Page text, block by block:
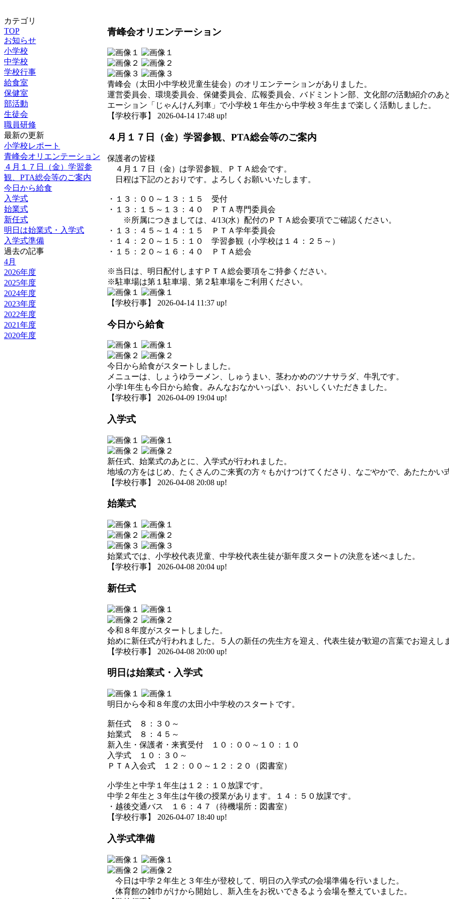
カテゴリ
TOP
お知らせ
小学校
中学校
学校行事
給食室
保健室
部活動
生徒会
職員研修
最新の更新
小学校レポート
青峰会オリエンテーション
４月１７日（金）学習参
観、PTA総会等のご案内
今日から給食
入学式
始業式
新任式
明日は始業式・入学式
入学式準備
過去の記事
4月
2026年度
2025年度
2024年度
2023年度
2022年度
2021年度
2020年度
青峰会オリエンテーション
青峰会（太田小中学校児童生徒会）のオリエンテーションがありました。
運営委員会、環境委員会、保健委員会、広報委員会、バドミントン部、文化部の活動紹介のあ
エーション「じゃんけん列車」で小学校１年生から中学校３年生まで楽しく活動しました。
【学校行事】 2026-04-14 17:48 up!
４月１７日（金）学習参観、PTA総会等のご案内
保護者の皆様
４月１７日（金）は学習参観、ＰＴＡ総会です。
日程は下記のとおりです。よろしくお願いいたします。
・１３：００～１３：１５ 受付
・１３：１５～１３：４０ ＰＴＡ専門委員会
※所属につきましては、4/13(水）配付のＰＴＡ総会要項でご確認ください。
・１３：４５～１４：１５ ＰＴＡ学年委員会
・１４：２０～１５：１０ 学習参観（小学校は１４：２５～）
・１５：２０～１６：４０ ＰＴＡ総会
※当日は、明日配付しますＰＴＡ総会要項をご持参ください。
※駐車場は第１駐車場、第２駐車場をご利用ください。
【学校行事】 2026-04-14 11:37 up!
今日から給食
今日から給食がスタートしました。
メニューは、しょうゆラーメン、しゅうまい、茎わかめのツナサラダ、牛乳です。
小学1年生も今日から給食。みんなおなかいっぱい、おいしくいただきました。
【学校行事】 2026-04-09 19:04 up!
入学式
新任式、始業式のあとに、入学式が行われました。
地域の方をはじめ、たくさんのご来賓の方々もかけつけてくださり、なごやかで、あたたかい
【学校行事】 2026-04-08 20:08 up!
始業式
始業式では、小学校代表児童、中学校代表生徒が新年度スタートの決意を述べました。
【学校行事】 2026-04-08 20:04 up!
新任式
令和８年度がスタートしました。
始めに新任式が行われました。５人の新任の先生方を迎え、代表生徒が歓迎の言葉でお迎えし
【学校行事】 2026-04-08 20:00 up!
明日は始業式・入学式
明日から令和８年度の太田小中学校のスタートです。
新任式 ８：３０～
始業式 ８：４５～
新入生・保護者・来賓受付 １０：００～１０：１０
入学式 １０：３０～
ＰＴＡ入会式 １２：００～１２：２０（図書室）
小学生と中学１年生は１２：１０放課です。
中学２年生と３年生は午後の授業があります。１４：５０放課です。
・越後交通バス １６：４７（待機場所：図書室）
【学校行事】 2026-04-07 18:40 up!
入学式準備
今日は中学２年生と３年生が登校して、明日の入学式の会場準備を行いました。
体育館の雑巾がけから開始し、新入生をお祝いできるよう会場を整えていました。